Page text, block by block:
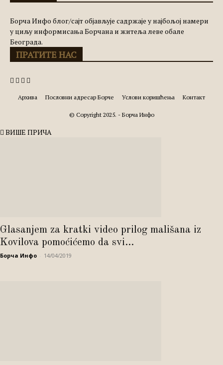
Борча Инфо блог/сајт објављује садржаје у најбољој намери
у циљу информисања Борчана и житеља леве обале
Београда.
ПРАТИТЕ НАС
Архива Пословни адресар Борче Услови коришћења Контакт
© Copyright 2025. - Борча Инфо
ВИШЕ ПРИЧА
Glasanjem za kratki video prilog mališana iz
Kovilova pomoćićemo da svi...
Борча Инфо 14/04/2019